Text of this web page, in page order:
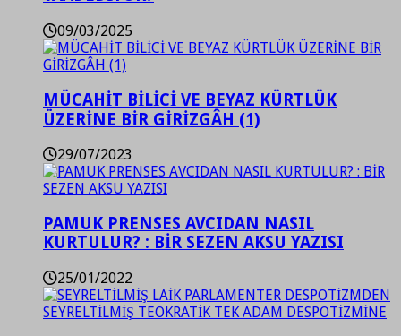
09/03/2025
MÜCAHİT BİLİCİ VE BEYAZ KÜRTLÜK
ÜZERİNE BİR GİRİZGÂH (1)
29/07/2023
PAMUK PRENSES AVCIDAN NASIL
KURTULUR? : BİR SEZEN AKSU YAZISI
25/01/2022